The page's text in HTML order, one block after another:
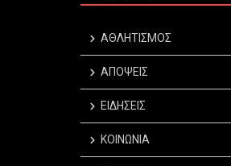
ΑΘΛΗΤΙΣΜΟΣ
ΑΠΟΨΕΙΣ
ΕΙΔΗΣΕΙΣ
ΚΟΙΝΩΝΙΑ